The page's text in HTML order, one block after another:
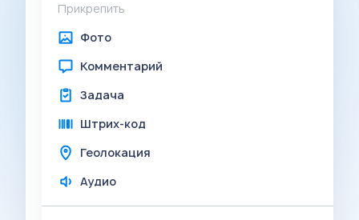
Прикрепить
Фото
Комментарий
Задача
Штрих-код
Геолокация
Аудио